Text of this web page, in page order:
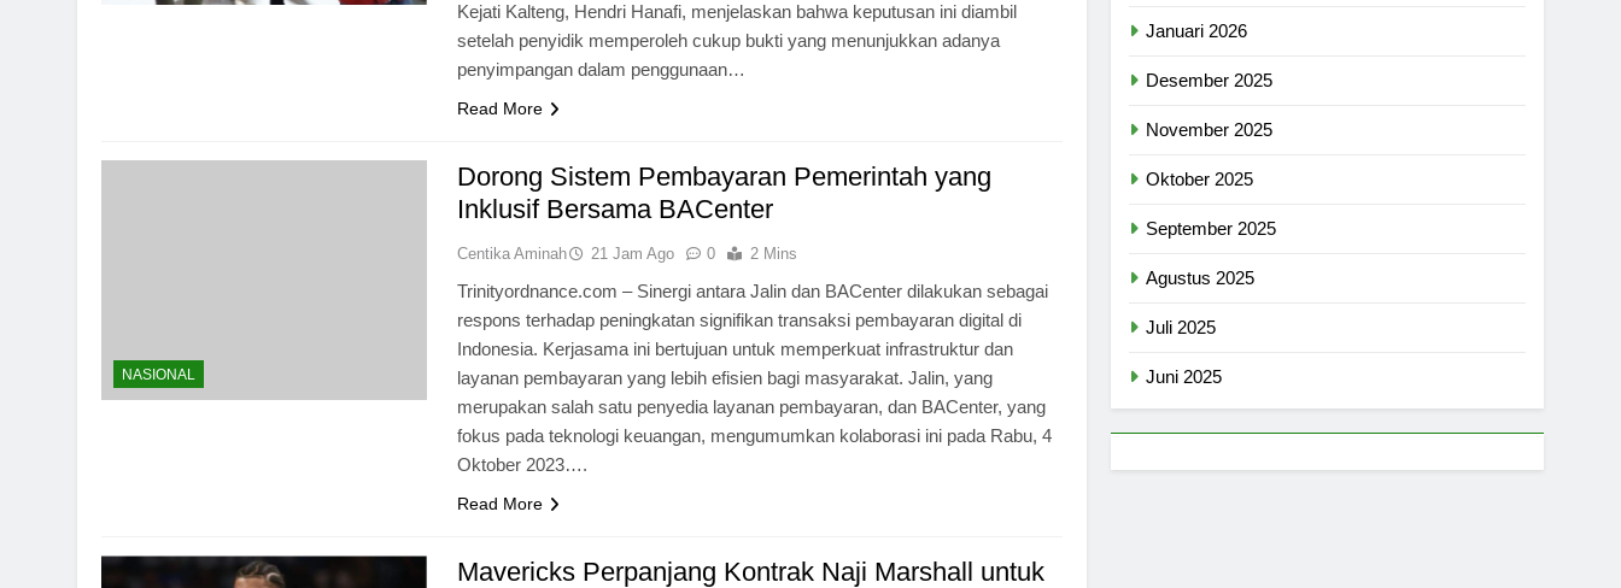
Kejati Kalteng, Hendri Hanafi, menjelaskan bahwa keputusan ini diambil
setelah penyidik memperoleh cukup bukti yang menunjukkan adanya
penyimpangan dalam penggunaan…
Read More
NASIONAL
Dorong Sistem Pembayaran Pemerintah yang
Inklusif Bersama BACenter
Centika Aminah 21 Jam Ago 0 2 Mins
Trinityordnance.com – Sinergi antara Jalin dan BACenter dilakukan sebagai
respons terhadap peningkatan signifikan transaksi pembayaran digital di
Indonesia. Kerjasama ini bertujuan untuk memperkuat infrastruktur dan
layanan pembayaran yang lebih efisien bagi masyarakat. Jalin, yang
merupakan salah satu penyedia layanan pembayaran, dan BACenter, yang
fokus pada teknologi keuangan, mengumumkan kolaborasi ini pada Rabu, 4
Oktober 2023….
Read More
Mavericks Perpanjang Kontrak Naji Marshall untuk
Januari 2026
Desember 2025
November 2025
Oktober 2025
September 2025
Agustus 2025
Juli 2025
Juni 2025